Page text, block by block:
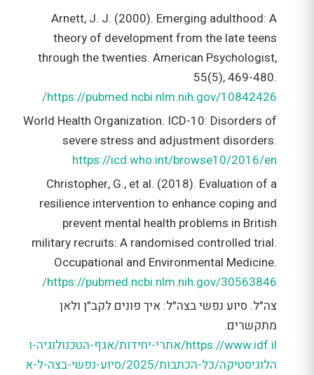
Arnett, J. J. (2000). Emerging adulthood: A
theory of development from the late teens
through the twenties. American Psychologist,
55(5), 469-480.
https://pubmed.ncbi.nlm.nih.gov/10842426/
World Health Organization. ICD-10: Disorders of
severe stress and adjustment disorders.
https://icd.who.int/browse10/2016/en
Christopher, G., et al. (2018). Evaluation of a
resilience intervention to enhance coping and
prevent mental health problems in British
military recruits: A randomised controlled trial.
Occupational and Environmental Medicine.
https://pubmed.ncbi.nlm.nih.gov/30563846/
צה״ל. סיוע נפשי בצה״ל: איך פונים לקב״ן ולאן
מתקשרים.
https://www.idf.il/אתרי-יחידות/אגף-הטכנולוגיה-ו
הלוגיסטיקה/כל-הכתבות/2025/סיוע-נפשי-בצה-ל-א